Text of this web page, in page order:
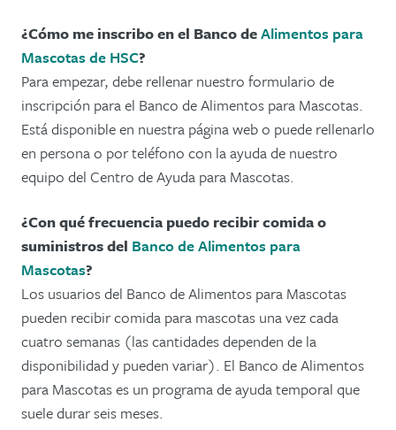
¿Cómo me inscribo en el Banco deAlimentos para
Mascotas de HSC?
Para empezar, debe rellenar nuestro formulario de
inscripción para el Banco de Alimentos para Mascotas.
Está disponible en nuestra página web o puede rellenarlo
en persona o por teléfono con la ayuda de nuestro
equipo del Centro de Ayuda para Mascotas.
¿Con qué frecuencia puedo recibir comida o
suministros del Banco de Alimentos para
Mascotas?
Los usuarios del Banco de Alimentos para Mascotas
pueden recibir comida para mascotas una vez cada
cuatro semanas (las cantidades dependen de la
disponibilidad y pueden variar). El Banco de Alimentos
para Mascotas es un programa de ayuda temporal que
suele durar seis meses.